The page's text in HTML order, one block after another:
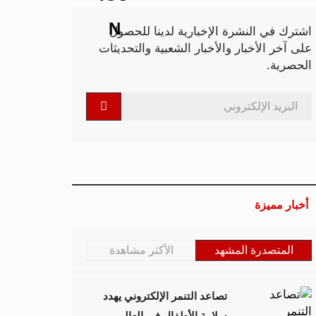
اشترك في النشرة الإخبارية لدينا للحصول
على آخر الأخبار والأخبار الشعبية والتحديثات
الحصرية.
أخبار مميزة
المتصدرة المشهد الأكثر مشاهدة
تصاعد التنمر الإلكتروني يهدد